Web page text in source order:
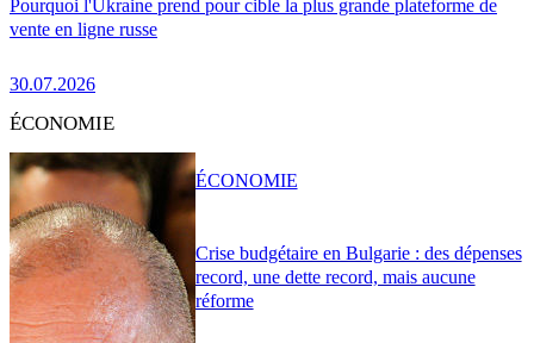
Pourquoi l'Ukraine prend pour cible la plus grande plateforme de
vente en ligne russe
30.07.2026
ÉCONOMIE
Crise budgétaire en Bulgarie : des dépenses
record, une dette record, mais aucune
réforme
ÉCONOMIE